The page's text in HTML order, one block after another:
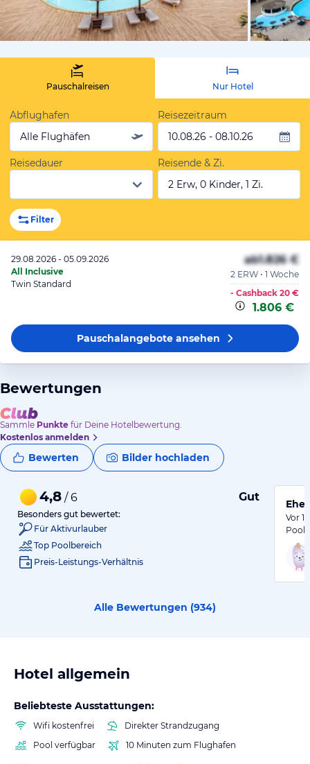
vom
Pauschalreisen Nur Hotel
Abflughafen
Alle Flughäfen
Reisezeitraum
10.08.26 - 08.10.26
Reisedauer
Reisende & Zi.
2 Erw, 0 Kinder, 1 Zi.
Filter
29.08.2026 - 05.09.2026
All Inclusive
Twin Standard
ab1.826 €
2 ERW • 1 Woche
- Cashback 20 €
1.806 €
Pauschalangeboteansehen
Bewertungen
Sammle Punkte für Deine Hotelbewertung.
Kostenlos anmelden
Bewerten Bilder hochladen
4,8 / 6 Gut
Besonders gut bewertet:
Für Aktivurlauber
Top Poolbereich
Preis-Leistungs-Verhältnis
Vor
Pool:
Alle Bewertungen (934)
Hotel allgemein
Beliebteste Ausstattungen:
Wifi kostenfrei
Direkter Strandzugang
Pool verfügbar
10 Minuten zum Flughafen